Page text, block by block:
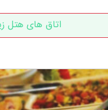
اتاق های هتل